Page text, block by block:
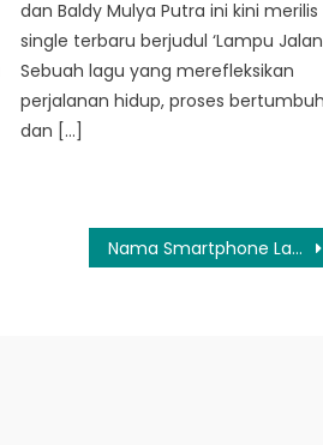
dan Baldy Mulya Putra ini kini merilis
single terbaru berjudul ‘Lampu
Sebuah lagu yang merefleksikan
perjalanan hidup, proses
dan […]
Nama Smartphone Layar Lipat Samsung Akhirnya Terungkap